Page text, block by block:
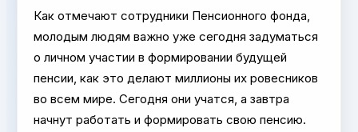
Как отмечают сотрудники Пенсионного фонда,
молодым людям важно уже сегодня задуматься
о личном участии в формировании будущей
пенсии, как это делают миллионы их ровесников
во всем мире. Сегодня они учатся, а завтра
начнут работать и формировать свою пенсию.